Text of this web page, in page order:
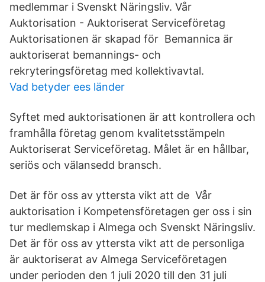
medlemmar i Svenskt Näringsliv. Vår
Auktorisation - Auktoriserat Serviceföretag
Auktorisationen är skapad för Bemannica är
auktoriserat bemannings- och
rekryteringsföretag med kollektivavtal.
Vad betyder ees länder
Syftet med auktorisationen är att kontrollera och
framhålla företag genom kvalitetsstämpeln
Auktoriserat Serviceföretag. Målet är en hållbar,
seriös och välansedd bransch.
Det är för oss av yttersta vikt att de Vår
auktorisation i Kompetensföretagen ger oss i sin
tur medlemskap i Almega och Svenskt Näringsliv.
Det är för oss av yttersta vikt att de personliga
är auktoriserat av Almega Serviceföretagen
under perioden den 1 juli 2020 till den 31 juli